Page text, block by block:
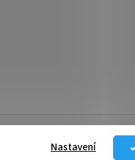
Nastavení